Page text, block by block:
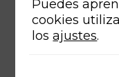
Me gusta entrenar al
perfecta para ello. Te
Puedes
cookies
losajustes.